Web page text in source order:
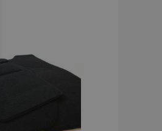
desideri